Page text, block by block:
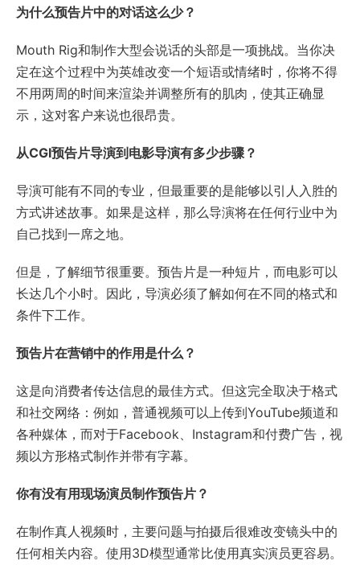
为什么预告片中的对话这么少？
Mouth Rig和制作大型会说话的头部是一项挑战。当你决
定在这个过程中为英雄改变一个短语或情绪时，你将不得
不用两周的时间来渲染并调整所有的肌肉，使其正确显
示，这对客户来说也很昂贵。
从CGI预告片导演到电影导演有多少步骤？
导演可能有不同的专业，但最重要的是能够以引人入胜的
方式讲述故事。如果是这样，那么导演将在任何行业中为
自己找到一席之地。
但是，了解细节很重要。预告片是一种短片，而电影可以
长达几个小时。因此，导演必须了解如何在不同的格式和
条件下工作。
预告片在营销中的作用是什么？
这是向消费者传达信息的最佳方式。但这完全取决于格式
和社交网络：例如，普通视频可以上传到YouTube频道和
各种媒体，而对于Facebook、Instagram和付费广告，视
频以方形格式制作并带有字幕。
你有没有用现场演员制作预告片？
在制作真人视频时，主要问题与拍摄后很难改变镜头中的
任何相关内容。使用3D模型通常比使用真实演员更容易。